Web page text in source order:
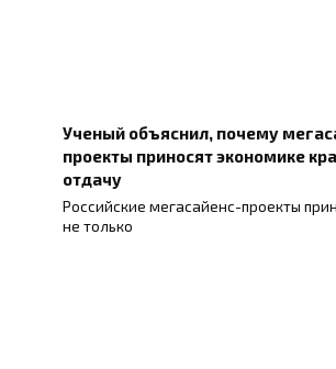
Ученый объяснил, почему
проекты приносят экономике
отдачу
Российские мегасайенс-проекты
не только